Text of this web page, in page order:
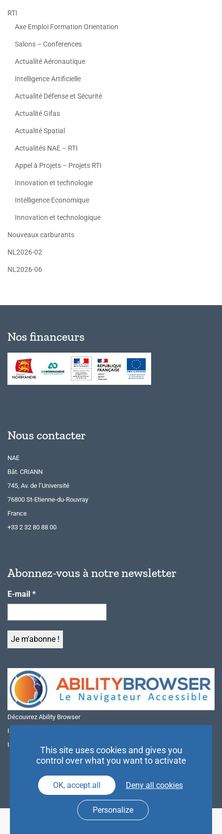
RTI
Axe Emploi Formation Orientation
Salons – Conferences
Actualité Aéronautique
Intelligence Artificielle
Actualité Défense et Sécurité
Actualité Gifas
Actualité Spatial
Actualités NAE – RTI
Appel à Projets – Projets RTI
Innovation et technologie
Intelligence Economique
Innovation et technologique
Nouveaux carburants
NL2026-02
NL2026-06
Nos financeurs
Nous contacter
NAE
Bât. CRIANN
745, Av. de l’Université
76800 St-Etienne-du-Rouvray
France
+33 2 32 80 88 00
Abonnez-vous à notre newsletter
E-mail *
Découvrez Ability Browser
Installer Ability Browser sur Windows
Installer Ability Browser sur Mac
This site uses cookies and gives you
control over what you want to activate
OK, accept all Deny all cookies
Personalize